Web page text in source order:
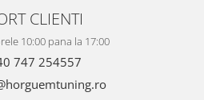
CLIENTI
10:00 pana la 17:00
747 254557